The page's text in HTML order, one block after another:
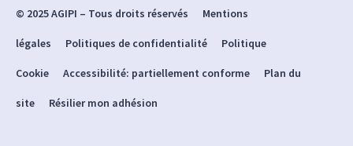
© 2025 AGIPI – Tous droits réservés Mentions
légales Politiques de confidentialité Politique
Cookie Accessibilité: partiellement conforme Plan du
site Résilier mon adhésion